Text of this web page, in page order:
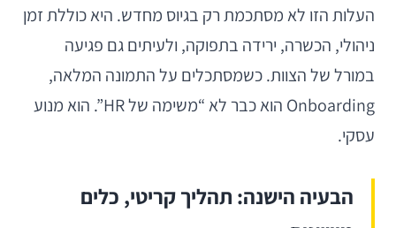
העלות הזו לא מסתכמת רק בגיוס מחדש. היא כוללת זמן
ניהולי, הכשרה, ירידה בתפוקה, ולעיתים גם פגיעה
במורל של הצוות. כשמסתכלים על התמונה המלאה,
Onboarding הוא כבר לא “משימה של HR”. הוא מנוע
עסקי.
הבעיה הישנה: תהליך קריטי, כלים